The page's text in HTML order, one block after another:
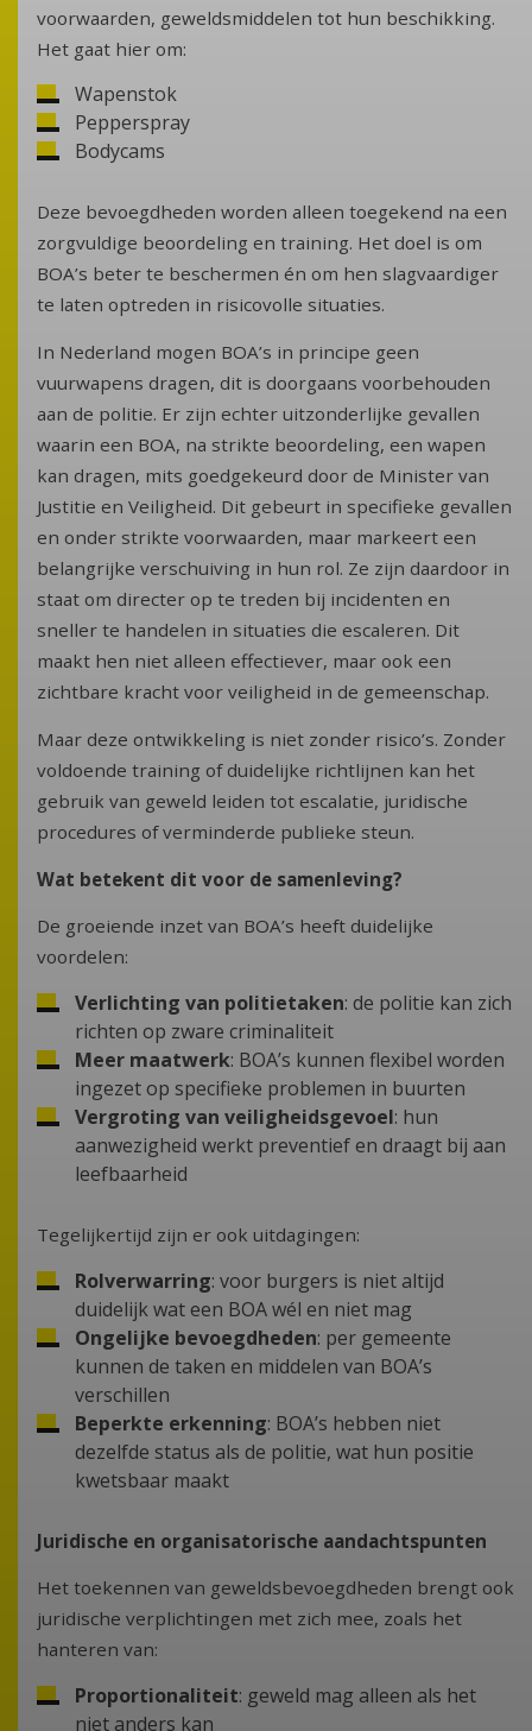
voorwaarden, geweldsmiddelen tot hun beschikking.
Het gaat hier om:
Wapenstok
Pepperspray
Bodycams
Deze bevoegdheden worden alleen toegekend na een
zorgvuldige beoordeling en training. Het doel is om
BOA’s beter te beschermen én om hen slagvaardiger
te laten optreden in risicovolle situaties.
In Nederland mogen BOA’s in principe geen
vuurwapens dragen, dit is doorgaans voorbehouden
aan de politie. Er zijn echter uitzonderlijke gevallen
waarin een BOA, na strikte beoordeling, een wapen
kan dragen, mits goedgekeurd door de Minister van
Justitie en Veiligheid. Dit gebeurt in specifieke gevallen
en onder strikte voorwaarden, maar markeert een
belangrijke verschuiving in hun rol. Ze zijn daardoor in
staat om directer op te treden bij incidenten en
sneller te handelen in situaties die escaleren. Dit
maakt hen niet alleen effectiever, maar ook een
zichtbare kracht voor veiligheid in de gemeenschap.
Maar deze ontwikkeling is niet zonder risico’s. Zonder
voldoende training of duidelijke richtlijnen kan het
gebruik van geweld leiden tot escalatie, juridische
procedures of verminderde publieke steun.
Wat betekent dit voor de samenleving?
De groeiende inzet van BOA’s heeft duidelijke
voordelen:
Verlichting van politietaken: de politie kan zich
richten op zware criminaliteit
Meer maatwerk: BOA’s kunnen flexibel worden
ingezet op specifieke problemen in buurten
Vergroting van veiligheidsgevoel: hun
aanwezigheid werkt preventief en draagt bij aan
leefbaarheid
Tegelijkertijd zijn er ook uitdagingen:
Rolverwarring: voor burgers is niet altijd
duidelijk wat een BOA wél en niet mag
Ongelijke bevoegdheden: per gemeente
kunnen de taken en middelen van BOA’s
verschillen
Beperkte erkenning: BOA’s hebben niet
dezelfde status als de politie, wat hun positie
kwetsbaar maakt
Juridische en organisatorische aandachtspunten
Het toekennen van geweldsbevoegdheden brengt ook
juridische verplichtingen met zich mee, zoals het
hanteren van:
Proportionaliteit: geweld mag alleen als het
niet anders kan